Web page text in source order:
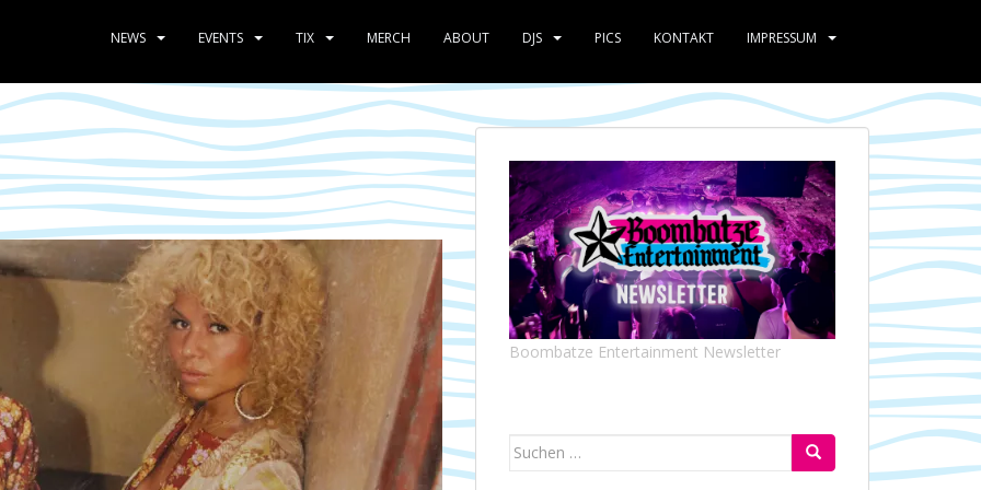
NEWS EVENTS TIX MERCH ABOUT DJS PICS KONTAKT IMPRESSUM
Boombatze Entertainment Newsletter
Suchen